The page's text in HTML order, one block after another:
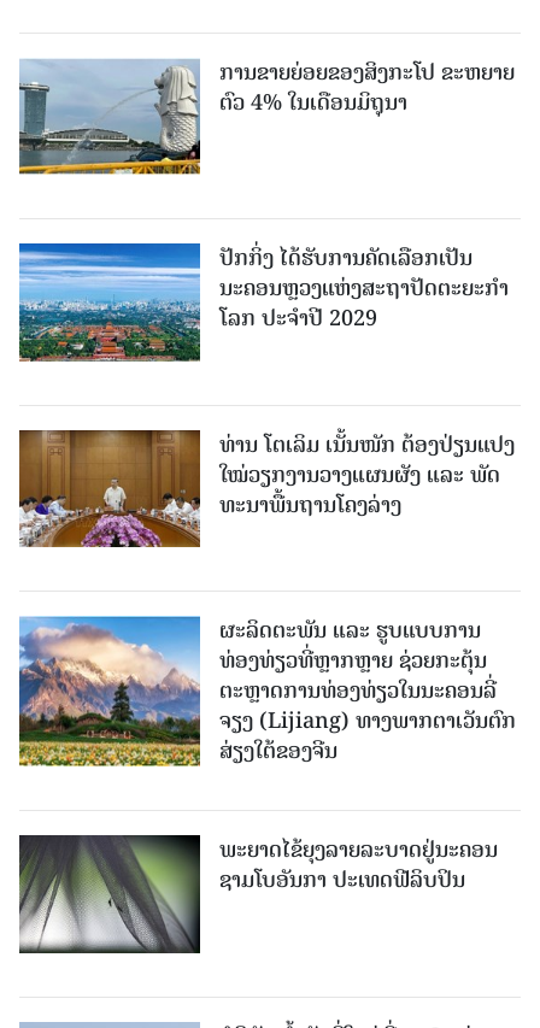
ການຂາຍຍ່ອຍຂອງສິງກະໂປ ຂະຫຍາຍ
ຕົວ 4% ໃນເດືອນມິຖຸນາ
ປັກກິ່ງ ໄດ້ຮັບການຄັດເລືອກເປັນ
ນະຄອນຫຼວງແຫ່ງສະຖາປັດຕະຍະກຳ
ໂລກ ປະຈຳປີ 2029
ທ່ານ ໂຕ​ເລິມ ເນັ້ນໜັກ ຕ້ອງ​ປ່ຽນ​ແປງ​
ໃໝ່​ວຽກ​ງານ​ວາງ​ແຜນ​ຜັງ ແລະ ​ພັດ​
ທະ​ນາ​ພື້ນ​ຖານ​ໂຄງ​ລ່າງ
ຜະລິດຕະພັນ ແລະ ຮູບແບບການ
ທ່ອງທ່ຽວທີ່ຫຼາກຫຼາຍ ຊ່ວຍກະຕຸ້ນ
ຕະຫຼາດການທ່ອງທ່ຽວໃນນະຄອນລີ່
ຈຽງ (Lijiang) ທາງພາກຕາເວັນຕົກ
ສ່ຽງໃຕ້ຂອງຈີນ
ພະຍາດໄຂ້ຍຸງລາຍລະບາດຢູ່ນະຄອນ
ຊາມໂບ​ອັນກາ ປະເທດຟີລິບປິນ